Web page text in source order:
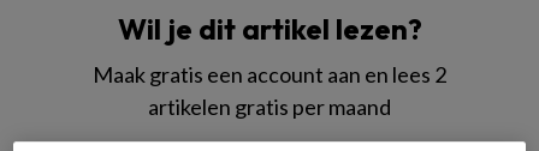
Wil je dit artikel lezen?
Maak gratis een account aan en lees 2
artikelen gratis per maand